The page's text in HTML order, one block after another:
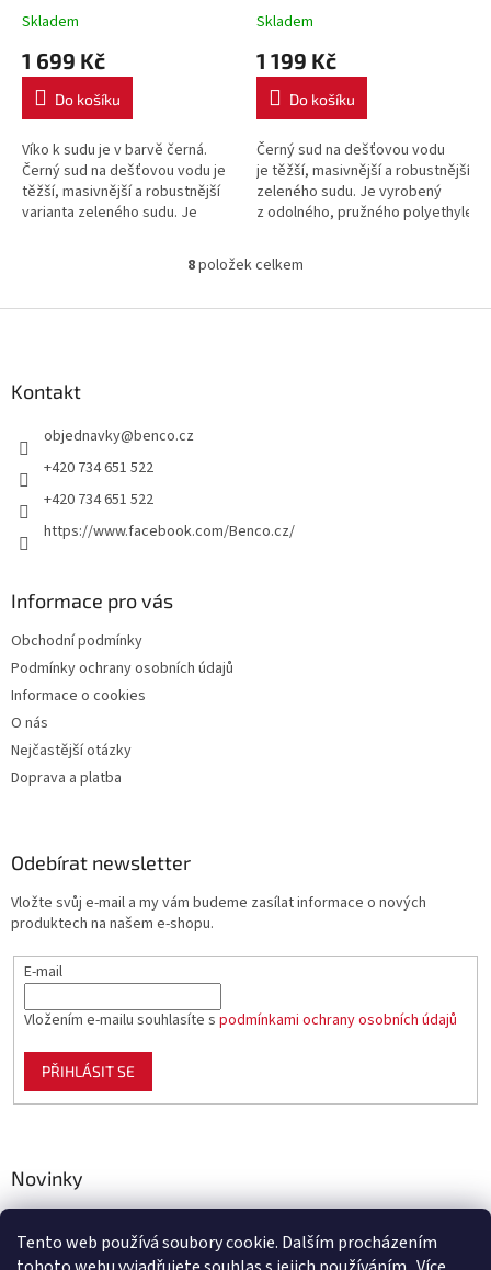
Tento web používá soubory cookie. Dalším procházením
Skladem
1 699 Kč
Do košíku
Víko k sudu je v barvě černá.
Černý sud na dešťovou vodu je
těžší, masivnější a robustnější
varianta zeleného sudu. Je
Skladem
1 199 Kč
Do košíku
Černý sud na dešťovou vodu
je těžší, masivnější a robustnější
zeleného sudu. Je vyrobený
z odolného, pružného polyethylenu.
O
l
y
8položek celkem
Kontakt
objednavky@benco.cz
+420 734 651 522
+420 734 651 522
https://www.facebook.com/Benco.cz/
Informace pro vás
Obchodní podmínky
Podmínky ochrany osobních údajů
Informace o cookies
O nás
Nejčastější otázky
Doprava a platba
Odebírat newsletter
Vložte svůj e-mail a my vám budeme zasílat informace o nových
produktech na našem e-shopu.
E-mail
Vložením e-mailu souhlasíte s podmínkami ochrany osobních údajů
PŘIHLÁSIT SE
Novinky
zahradu, chov i domácnost